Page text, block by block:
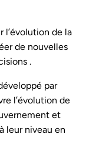
l’évolution de la
de nouvelles
.
par
l’évolution de
et
leur niveau en